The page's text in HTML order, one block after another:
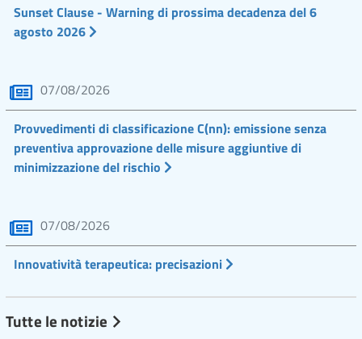
Sunset Clause - Warning di prossima decadenza del 6
agosto 2026
07/08/2026
Provvedimenti di classificazione C(nn): emissione senza
preventiva approvazione delle misure aggiuntive di
minimizzazione del rischio
07/08/2026
Innovatività terapeutica: precisazioni
Tutte le notizie